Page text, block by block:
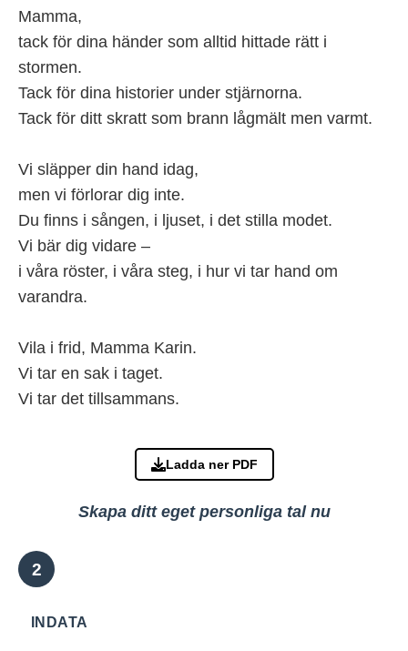
Mamma,
tack för dina händer som alltid hittade rätt i
stormen.
Tack för dina historier under stjärnorna.
Tack för ditt skratt som brann lågmält men varmt.
Vi släpper din hand idag,
men vi förlorar dig inte.
Du finns i sången, i ljuset, i det stilla modet.
Vi bär dig vidare –
i våra röster, i våra steg, i hur vi tar hand om
varandra.
Vila i frid, Mamma Karin.
Vi tar en sak i taget.
Vi tar det tillsammans.
Ladda ner PDF
Skapa ditt eget personliga tal nu
INDATA